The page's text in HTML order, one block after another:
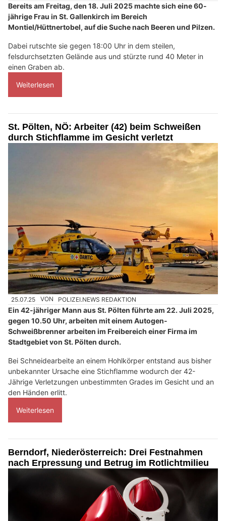
Bereits am Freitag, den 18. Juli 2025 machte sich eine 60-
jährige Frau in St. Gallenkirch im Bereich
Montiel/Hüttnertobel, auf die Suche nach Beeren und Pilzen.
Dabei rutschte sie gegen 18:00 Uhr in dem steilen,
felsdurchsetzten Gelände aus und stürzte rund 40 Meter in
einen Graben ab.
Weiterlesen
St. Pölten, NÖ: Arbeiter (42) beim Schweißen
durch Stichflamme im Gesicht verletzt
25.07.25 VON POLIZEI.NEWS REDAKTION
Ein 42-jähriger Mann aus St. Pölten führte am 22. Juli 2025,
gegen 10.50 Uhr, arbeiten mit einem Autogen-
Schweißbrenner arbeiten im Freibereich einer Firma im
Stadtgebiet von St. Pölten durch.
Bei Schneidearbeite an einem Hohlkörper entstand aus bisher
unbekannter Ursache eine Stichflamme wodurch der 42-
Jährige Verletzungen unbestimmten Grades im Gesicht und an
den Händen erlitt.
Weiterlesen
Berndorf, Niederösterreich: Drei Festnahmen
nach Erpressung und Betrug im Rotlichtmilieu